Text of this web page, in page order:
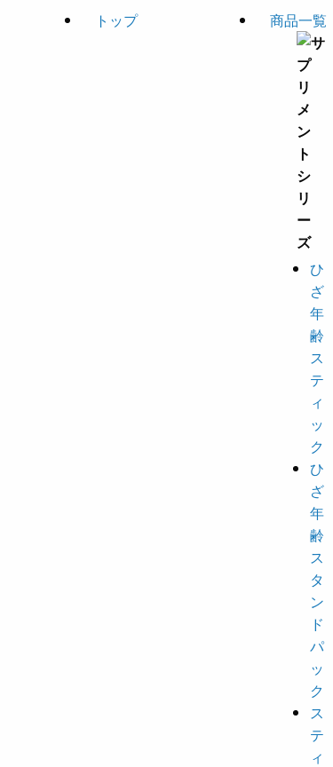
トップ 商品一覧
ひ
ざ
年
齢
ス
テ
ィ
ッ
ク
ひ
ざ
年
齢
ス
タ
ン
ド
パ
ッ
ク
ス
テ
ィ